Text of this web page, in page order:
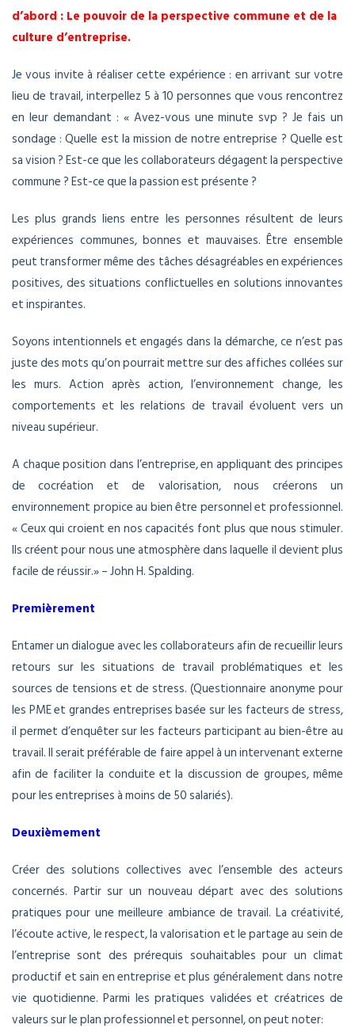
d’abord : Le pouvoir de la perspective commune et de la
culture d’entreprise.
Je vous invite à réaliser cette expérience : en arrivant sur votre
lieu de travail, interpellez 5 à 10 personnes que vous rencontrez
en leur demandant : « Avez-vous une minute svp ? Je fais un
sondage : Quelle est la mission de notre entreprise ? Quelle est
sa vision ? Est-ce que les collaborateurs dégagent la perspective
commune ? Est-ce que la passion est présente ?
Les plus grands liens entre les personnes résultent de leurs
expériences communes, bonnes et mauvaises. Être ensemble
peut transformer même des tâches désagréables en expériences
positives, des situations conflictuelles en solutions innovantes
et inspirantes.
Soyons intentionnels et engagés dans la démarche, ce n’est pas
juste des mots qu’on pourrait mettre sur des affiches collées sur
les murs. Action après action, l’environnement change, les
comportements et les relations de travail évoluent vers un
niveau supérieur.
A chaque position dans l’entreprise, en appliquant des principes
de cocréation et de valorisation, nous créerons un
environnement propice au bien être personnel et professionnel.
« Ceux qui croient en nos capacités font plus que nous stimuler.
Ils créent pour nous une atmosphère dans laquelle il devient plus
facile de réussir.» – John H. Spalding.
Premièrement
Entamer un dialogue avec les collaborateurs afin de recueillir leurs
retours sur les situations de travail problématiques et les
sources de tensions et de stress. (Questionnaire anonyme pour
les PME et grandes entreprises basée sur les facteurs de stress,
il permet d’enquêter sur les facteurs participant au bien-être au
travail. Il serait préférable de faire appel à un intervenant externe
afin de faciliter la conduite et la discussion de groupes, même
pour les entreprises à moins de 50 salariés).
Deuxièmement
Créer des solutions collectives avec l’ensemble des acteurs
concernés. Partir sur un nouveau départ avec des solutions
pratiques pour une meilleure ambiance de travail. La créativité,
l’écoute active, le respect, la valorisation et le partage au sein de
l’entreprise sont des prérequis souhaitables pour un climat
productif et sain en entreprise et plus généralement dans notre
vie quotidienne. Parmi les pratiques validées et créatrices de
valeurs sur le plan professionnel et personnel, on peut noter: